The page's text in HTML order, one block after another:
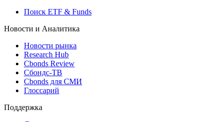
Поиск ETF & Funds
Новости и Аналитика
Новости рынка
Research Hub
Cbonds Review
Сбондс-ТВ
Cbonds для СМИ
Глоссарий
Поддержка